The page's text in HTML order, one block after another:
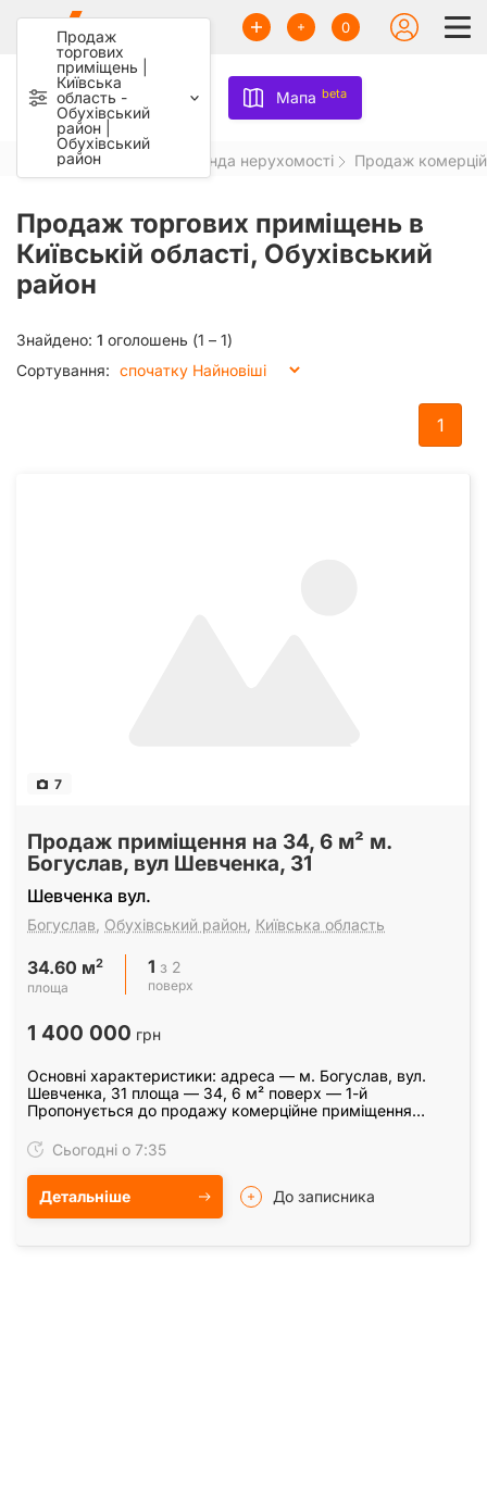
0
Продаж
торгових
приміщень |
Київська
область -
Обухівський
район |
Обухівський
район
Мапа beta
Aviso.ua Продаж та оренда нерухомості Продаж
Продаж торгових приміщень в
Київській області, Обухівський
район
Сортування:
Знайдено: 1 оголошень (1 – 1)
1
7
Продаж приміщення на 34, 6 м² м.
Богуслав, вул Шевченка, 31
Шевченка вул.
Богуслав, Обухівський район, Київська область
34.60 м2
площа
1 з 2
поверх
1 400 000 грн
Основні характеристики: адреса — м. Богуслав, вул.
Шевченка, 31 площа — 34, 6 м² поверх — 1-й
Пропонується до продажу комерційне приміщення
адресою…
Сьогодні о 7:35
Детальніше До записника